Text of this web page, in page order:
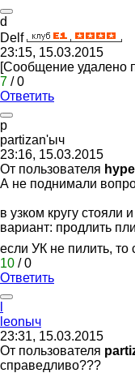
d
Dе lf
23:15, 15.03.2015
[Сообщение удалено
7 /0
Ответить
p
partizan'ыч
23:16, 15.03.2015
От пользователя
А не поднимали
в узком кругу стояли
вариант: продлить
если УК не пилить,
10 /0
Ответить
leonыч
23:31, 15.03.2015
От пользователя
справедливо???